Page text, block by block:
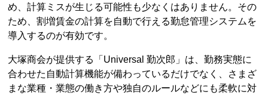
め、計算ミスが生じる可能性も少なくはありません。その
ため、割増賃金の計算を自動で行える勤怠管理システムを
導入するのが有効です。
大塚商会が提供する「Universal 勤次郎」は、勤務実態に
合わせた自動計算機能が備わっているだけでなく、さまざ
まな業種・業態の働き方や独自のルールなどにも柔軟に対